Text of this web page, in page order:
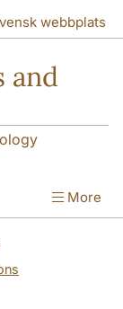
webbplats
and
More